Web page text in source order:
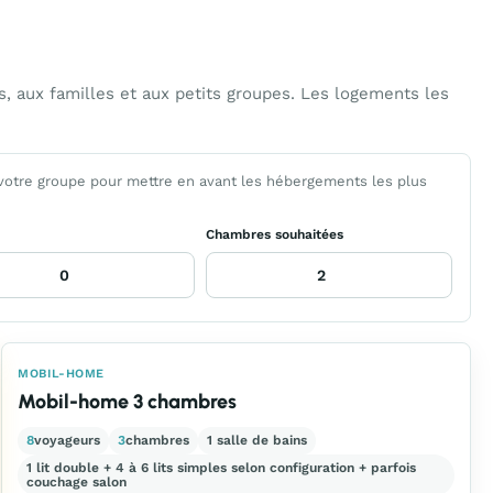
aux familles et aux petits groupes. Les logements les
groupe pour mettre en avant les hébergements les plus
Chambres souhaitées
MOBIL-HOME
Mobil-home 3 chambres
8voyageurs 3chambres
1 salle de bains
1 lit double + 4 à 6 lits simples selon configuration + parfois
couchage salon